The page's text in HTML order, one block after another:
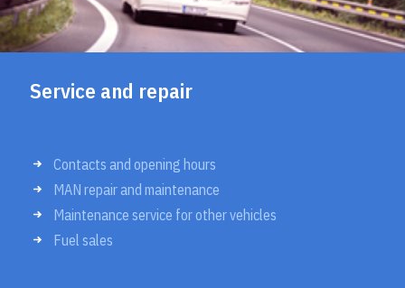
Service and repair
Contacts and opening hours
MAN repair and maintenance
Maintenance service for other vehicles
Fuel sales